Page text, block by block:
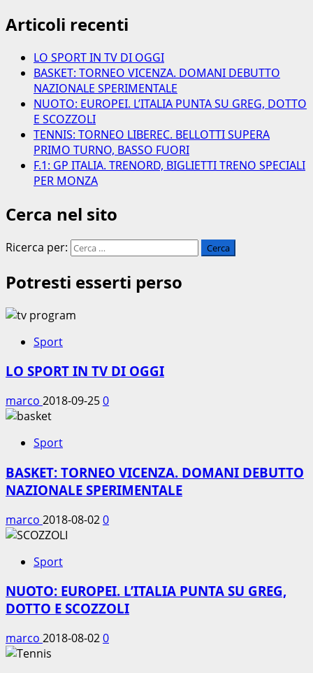
Articoli recenti
LO SPORT IN TV DI OGGI
BASKET: TORNEO VICENZA. DOMANI DEBUTTO
NAZIONALE SPERIMENTALE
NUOTO: EUROPEI. L’ITALIA PUNTA SU GREG, DOTTO
E SCOZZOLI
TENNIS: TORNEO LIBEREC. BELLOTTI SUPERA
PRIMO TURNO, BASSO FUORI
F.1: GP ITALIA. TRENORD, BIGLIETTI TRENO SPECIALI
PER MONZA
Cerca nel sito
Ricerca per:
Potresti esserti perso
Sport
LO SPORT IN TV DI OGGI
marco 2018-09-250
Sport
BASKET: TORNEO VICENZA. DOMANI DEBUTTO
NAZIONALE SPERIMENTALE
marco 2018-08-020
Sport
NUOTO: EUROPEI. L’ITALIA PUNTA SU GREG,
DOTTO E SCOZZOLI
marco 2018-08-020